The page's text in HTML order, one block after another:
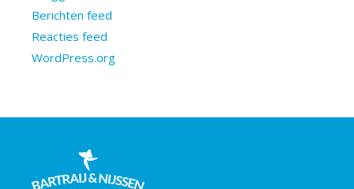
Berichten feed
Reacties feed
WordPress.org